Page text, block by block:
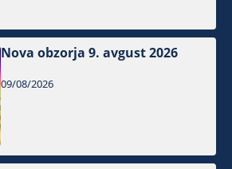
Nova obzorja 9. avgust 2026
09/08/2026